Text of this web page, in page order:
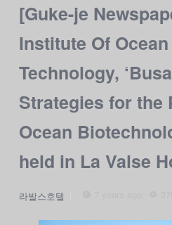
[Guke-je
Institute Of
Technology,
Strategies for the
Ocean
held in La Valse
라발스호텔